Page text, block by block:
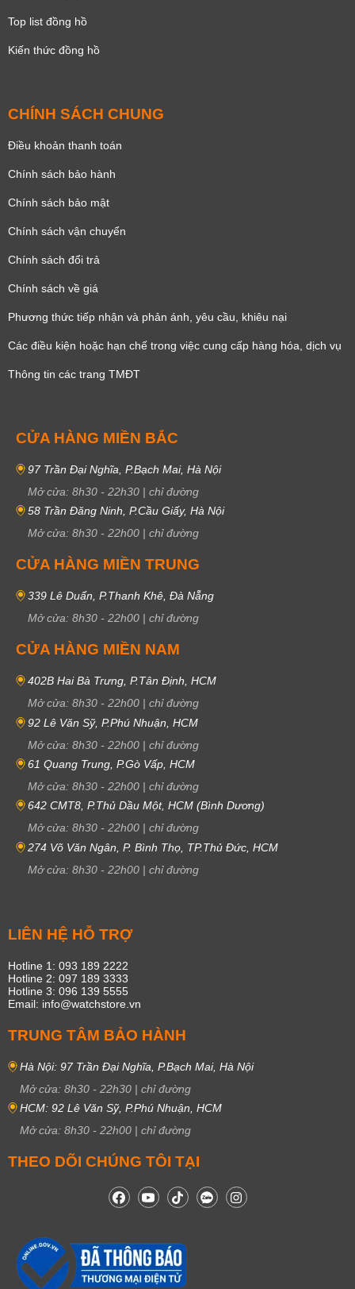
Top list đồng hồ
Kiến thức đồng hồ
CHÍNH SÁCH CHUNG
Điều khoản thanh toán
Chính sách bảo hành
Chính sách bảo mật
Chính sách vận chuyển
Chính sách đổi trả
Chính sách về giá
Phương thức tiếp nhận và phản ánh, yêu cầu, khiêu nại
Các điều kiện hoặc hạn chế trong việc cung cấp hàng hóa, dịch vụ
Thông tin các trang TMĐT
CỬA HÀNG MIỀN BẮC
97 Trần Đại Nghĩa, P.Bạch Mai, Hà Nội
Mở cửa: 8h30 - 22h30 | chỉ đường
58 Trần Đăng Ninh, P.Cầu Giấy, Hà Nội
Mở cửa: 8h30 - 22h00 | chỉ đường
CỬA HÀNG MIỀN TRUNG
339 Lê Duẩn, P.Thanh Khê, Đà Nẵng
Mở cửa: 8h30 - 22h00 | chỉ đường
CỬA HÀNG MIỀN NAM
402B Hai Bà Trưng, P.Tân Định, HCM
Mở cửa: 8h30 - 22h00 | chỉ đường
92 Lê Văn Sỹ, P.Phú Nhuận, HCM
Mở cửa: 8h30 - 22h00 | chỉ đường
61 Quang Trung, P.Gò Vấp, HCM
Mở cửa: 8h30 - 22h00 | chỉ đường
642 CMT8, P.Thủ Dầu Một, HCM (Bình Dương)
Mở cửa: 8h30 - 22h00 | chỉ đường
274 Võ Văn Ngân, P. Bình Thọ, TP.Thủ Đức, HCM
Mở cửa: 8h30 - 22h00 | chỉ đường
LIÊN HỆ HỖ TRỢ
Hotline 1: 093 189 2222
Hotline 2: 097 189 3333
Hotline 3: 096 139 5555
Email: info@watchstore.vn
TRUNG TÂM BẢO HÀNH
Hà Nội: 97 Trần Đại Nghĩa, P.Bạch Mai, Hà Nội
Mở cửa: 8h30 - 22h30 | chỉ đường
HCM: 92 Lê Văn Sỹ, P.Phú Nhuận, HCM
Mở cửa: 8h30 - 22h00 | chỉ đường
THEO DÕI CHÚNG TÔI TẠI